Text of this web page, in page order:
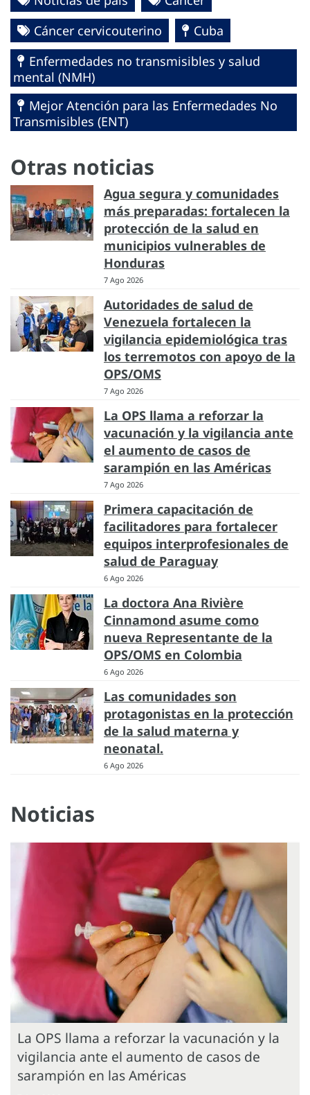
Cáncer cervicouterino
Cuba
Enfermedades no transmisibles y salud
mental (NMH)
Mejor Atención para las Enfermedades No
Transmisibles (ENT)
Otras noticias
Agua segura y comunidades
más preparadas: fortalecen la
protección de la salud en
municipios vulnerables de
Honduras
7 Ago 2026
Autoridades de salud de
Venezuela fortalecen la
vigilancia epidemiológica tras
los terremotos con apoyo de la
OPS/OMS
7 Ago 2026
La OPS llama a reforzar la
vacunación y la vigilancia ante
el aumento de casos de
sarampión en las Américas
7 Ago 2026
Primera capacitación de
facilitadores para fortalecer
equipos interprofesionales de
salud de Paraguay
6 Ago 2026
La doctora Ana Rivière
Cinnamond asume como
nueva Representante de la
OPS/OMS en Colombia
6 Ago 2026
Las comunidades son
protagonistas en la protección
de la salud materna y
neonatal.
6 Ago 2026
Noticias
La OPS llama a reforzar la vacunación y la
vigilancia ante el aumento de casos de
sarampión en las Américas